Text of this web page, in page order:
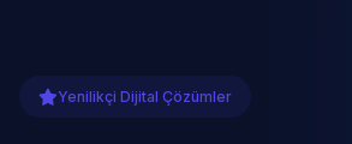
Yenilikçi Dijital Çözümler